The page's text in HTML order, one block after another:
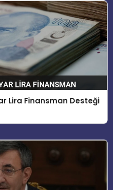
Lira Finansman Desteği